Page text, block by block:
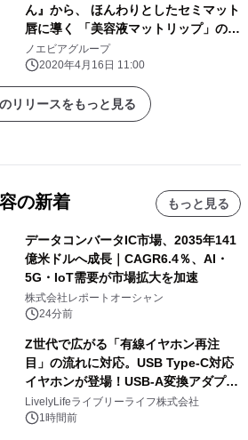
ん』から、 ほんわりとしたセミマット
唇に導く 「美容液マットリップ」の限
定色 発売
ノエビアグループ
2020年4月16日 11:00
リリースをもっと見る
の新着 もっと見る
データコンバータIC市場、2035年141
億米ドルへ成長｜CAGR6.4％、AI・
5G・IoT需要が市場拡大を加速
株式会社レポートオーシャン
24分前
Z世代で広がる「有線イヤホン再注
目」の流れに対応。USB Type-C対応
イヤホンが登場！USB-A変換アダプタ
ー付きでスマホからパソコンまで幅広
く活用可能
LivelyLifeライブリーライフ株式会社
1時間前